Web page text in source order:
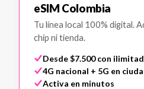
eSIM Colombia
Tu línea local 100% digital.
chip ni tienda.
Desde $7.500 con
4G nacional + 5G en
Activa en minutos